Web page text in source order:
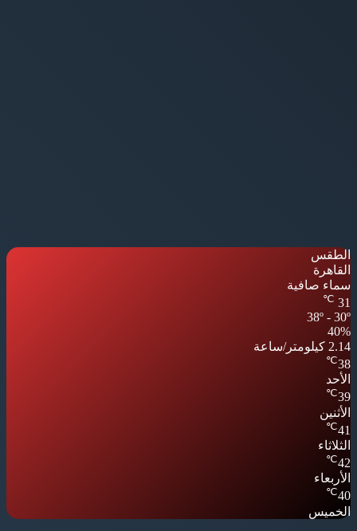
الطقس
القاهرة
سماء صافية
31
℃
38º - 30º
40%
2.14 كيلومتر/ساعة
38
℃
الأحد
39
℃
الأثنين
41
℃
الثلاثاء
42
℃
الأربعاء
40
℃
الخميس